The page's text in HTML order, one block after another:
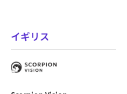
イギリス